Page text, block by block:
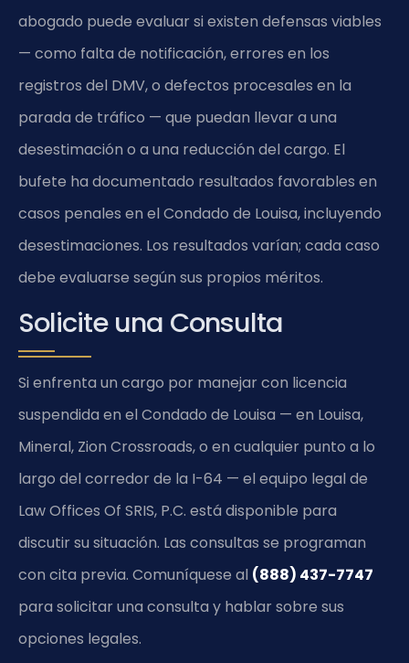
abogado puede evaluar si existen defensas viables
— como falta de notificación, errores en los
registros del DMV, o defectos procesales en la
parada de tráfico — que puedan llevar a una
desestimación o a una reducción del cargo. El
bufete ha documentado resultados favorables en
casos penales en el Condado de Louisa, incluyendo
desestimaciones. Los resultados varían; cada caso
debe evaluarse según sus propios méritos.
Solicite una Consulta
Si enfrenta un cargo por manejar con licencia
suspendida en el Condado de Louisa — en Louisa,
Mineral, Zion Crossroads, o en cualquier punto a lo
largo del corredor de la I-64 — el equipo legal de
Law Offices Of SRIS, P.C. está disponible para
discutir su situación. Las consultas se programan
con cita previa. Comuníquese al (888) 437-7747
para solicitar una consulta y hablar sobre sus
opciones legales.